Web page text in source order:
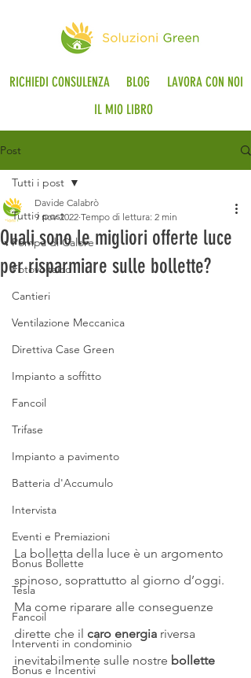
RICHIEDI CONSULENZA BLOG
LAVORA CON NOI
IL MIO LIBRO
Post
Tutti i post
Pompa di Calore
Fotovoltaico
Cantieri
Ventilazione Meccanica
Direttiva Case Green
Impianto a soffitto
Fancoil
Trifase
Impianto a pavimento
Batteria d'Accumulo
Intervista
Eventi e Premiazioni
Bonus Bollette
Tesla
Fancoil
Interventi in condominio
Bonus e Incentivi
Tutti i post
Quali sono le migliori offerte luce
per risparmiare sulle bollette?
Davide Calabrò
9 nov 2022 Tempo di lettura: 2 min
La bolletta della luce è un argomento
spinoso, soprattutto al giorno d’oggi.
Ma come riparare alle conseguenze
dirette che il caro energia riversa
inevitabilmente sulle nostre bollette